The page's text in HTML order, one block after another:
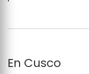
En Cusco